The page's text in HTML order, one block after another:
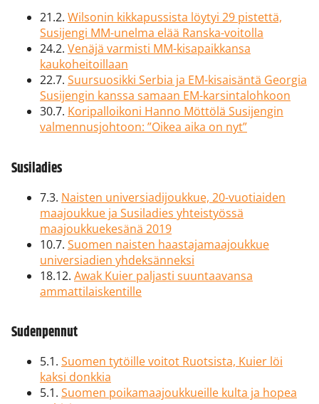
21.2. Wilsonin kikkapussista löytyi 29 pistettä,
Susijengi MM-unelma elää Ranska-voitolla
24.2. Venäjä varmisti MM-kisapaikkansa
kaukoheitoillaan
22.7. Suursuosikki Serbia ja EM-kisaisäntä Georgia
Susijengin kanssa samaan EM-karsintalohkoon
30.7. Koripalloikoni Hanno Möttölä Susijengin
valmennusjohtoon: ”Oikea aika on nyt”
Susiladies
7.3. Naisten universiadijoukkue, 20-vuotiaiden
maajoukkue ja Susiladies yhteistyössä
maajoukkuekesänä 2019
10.7. Suomen naisten haastajamaajoukkue
universiadien yhdeksänneksi
18.12. Awak Kuier paljasti suuntaavansa
ammattilaiskentille
Sudenpennut
5.1. Suomen tytöille voitot Ruotsista, Kuier löi
kaksi donkkia
5.1. Suomen poikamaajoukkueille kulta ja hopea